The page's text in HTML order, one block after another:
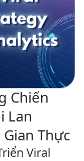
Chiến
Lan
Thực
Viral